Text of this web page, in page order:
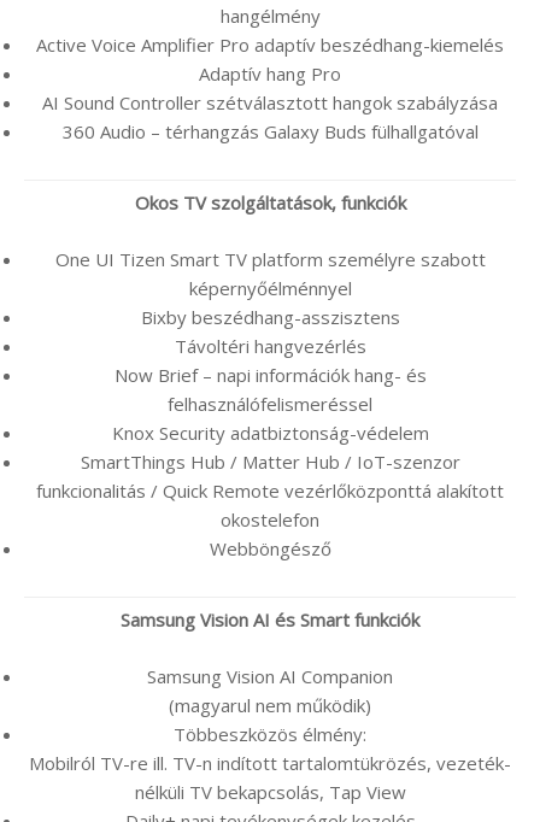
hangélmény
Active Voice Amplifier Pro adaptív beszédhang-kiemelés
Adaptív hang Pro
AI Sound Controller szétválasztott hangok szabályzása
360 Audio – térhangzás Galaxy Buds fülhallgatóval
Okos TV szolgáltatások, funkciók
One UI Tizen Smart TV platform személyre szabott
képernyőélménnyel
Bixby beszédhang-asszisztens
Távoltéri hangvezérlés
Now Brief – napi információk hang- és
felhasználófelismeréssel
Knox Security adatbiztonság-védelem
SmartThings Hub / Matter Hub / IoT-szenzor
funkcionalitás / Quick Remote vezérlőközponttá alakított
okostelefon
Webböngésző
Samsung Vision AI és Smart funkciók
Samsung Vision AI Companion
(magyarul nem működik)
Többeszközös élmény:
Mobilról TV-re ill. TV-n indított tartalomtükrözés, vezeték-
nélküli TV bekapcsolás, Tap View